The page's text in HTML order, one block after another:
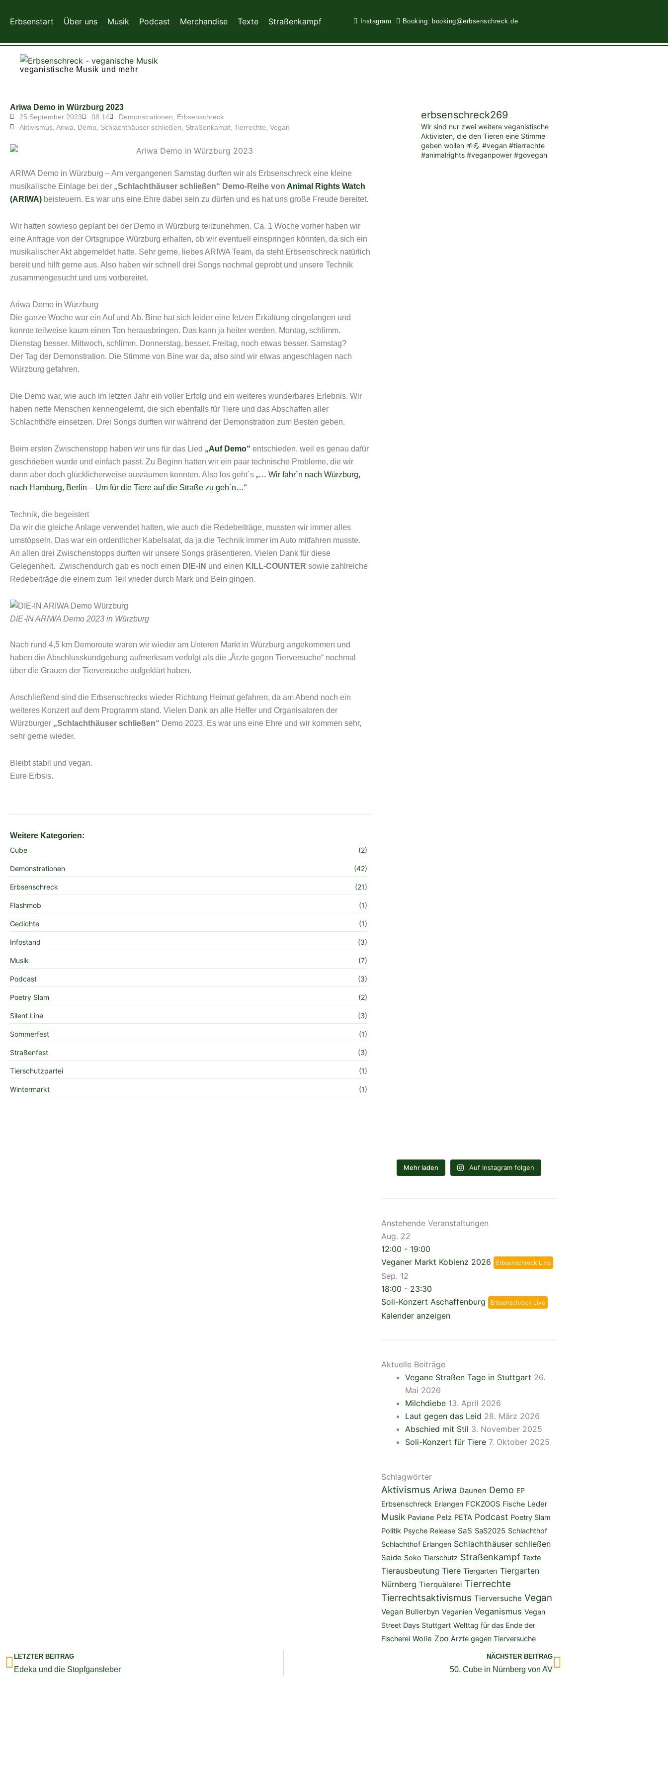
InhaltErbsenstart Über uns Musik Podcast Merchandise Texte Straßenkampf Instagram Booking: booking@erbsenschreck.de
veganistische Musik und mehr
Ariwa Demo in Würzburg 2023
25.September 2023 08:14 Demonstrationen
Erbsenschreck
Aktivismus Ariwa Demo Schlachthäuser schließen Straßenkampf Tierrechte Vegan
ARIWA Demo in Würzburg – Am vergangenen Samstag durften wir als Erbsenschreck eine kleine
musikalische Einlage bei der „Schlachthäuser schließen“ Demo-Reihe von Animal Rights Watch
(ARIWA) beisteuern. Es war uns eine Ehre dabei sein zu dürfen und es hat uns große Freude bereitet.
Wir hatten sowieso geplant bei der Demo in Würzburg teilzunehmen. Ca. 1 Woche vorher haben wir
eine Anfrage von der Ortsgruppe Würzburg erhalten, ob wir eventuell einspringen könnten, da sich ein
musikalischer Akt abgemeldet hatte. Sehr gerne, liebes ARIWA Team, da steht Erbsenschreck natürlich
bereit und hilft gerne aus. Also haben wir schnell drei Songs nochmal geprobt und unsere Technik
zusammengesucht und uns vorbereitet.
Ariwa Demo in Würzburg
Die ganze Woche war ein Auf und Ab. Bine hat sich leider eine fetzen Erkältung eingefangen und
konnte teilweise kaum einen Ton herausbringen. Das kann ja heiter werden. Montag, schlimm.
Dienstag besser. Mittwoch, schlimm. Donnerstag, besser. Freitag, noch etwas besser. Samstag?
Der Tag der Demonstration. Die Stimme von Bine war da, also sind wir etwas angeschlagen nach
Würzburg gefahren.
Die Demo war, wie auch im letzten Jahr ein voller Erfolg und ein weiteres wunderbares Erlebnis. Wir
haben nette Menschen kennengelernt, die sich ebenfalls für Tiere und das Abschaffen aller
Schlachthöfe einsetzen. Drei Songs durften wir während der Demonstration zum Besten geben.
Beim ersten Zwischenstopp haben wir uns für das Lied „Auf Demo“ entschieden, weil es genau dafür
geschrieben wurde und einfach passt. Zu Beginn hatten wir ein paar technische Probleme, die wir
dann aber doch glücklicherweise ausräumen konnten. Also los geht´s „… Wir fahr´n nach Würzburg,
nach Hamburg, Berlin – Um für die Tiere auf die Straße zu geh´n…“
Technik, die begeistert
Da wir die gleiche Anlage verwendet hatten, wie auch die Redebeiträge, mussten wir immer alles
umstöpseln. Das war ein ordentlicher Kabelsalat, da ja die Technik immer im Auto mitfahren musste.
An allen drei Zwischenstopps durften wir unsere Songs präsentieren. Vielen Dank für diese
Gelegenheit. Zwischendurch gab es noch einen DIE-IN und einen KILL-COUNTER sowie zahlreiche
Redebeiträge die einem zum Teil wieder durch Mark und Bein gingen.
DIE-IN ARIWA Demo 2023 in Würzburg
Nach rund 4,5 km Demoroute waren wir wieder am Unteren Markt in Würzburg angekommen und
haben die Abschlusskundgebung aufmerksam verfolgt als die „Ärzte gegen Tierversuche“ nochmal
über die Grauen der Tierversuche aufgeklärt haben.
Anschließend sind die Erbsenschrecks wieder Richtung Heimat gefahren, da am Abend noch ein
weiteres Konzert auf dem Programm stand. Vielen Dank an alle Helfer und Organisatoren der
Würzburger „Schlachthäuser schließen“ Demo 2023. Es war uns eine Ehre und wir kommen sehr,
sehr gerne wieder.
Bleibt stabil und vegan.
Eure Erbsis.
Weitere Kategorien:
Cube
(2)
Demonstrationen (42)
Erbsenschreck (21)
Flashmob (1)
Gedichte (1)
Infostand (3)
Musik (7)
Podcast (3)
Poetry Slam (2)
Silent Line (3)
Sommerfest (1)
Straßenfest (3)
Tierschutzpartei (1)
Wintermarkt (1)
erbsenschreck269
Wir sind nur zwei weitere veganistische
Aktivisten, die den Tieren eine Stimme
geben wollen 🌱💪 #vegan #tierrechte
#animalrights #veganpower #govegan
Mehr laden Auf Instagram folgen
Anstehende Veranstaltungen
Aug. 22
12:00 - 19:00
Veganer Markt Koblenz 2026
Erbsenschreck Live
Sep. 12
18:00 - 23:30
Soli-Konzert Aschaffenburg
Erbsenschreck Live
Kalender anzeigen
Aktuelle Beiträge
Vegane Straßen Tage in Stuttgart 26.
Mai 2026
Milchdiebe 13. April 2026
Laut gegen das Leid 28. März 2026
Abschied mit Stil 3. November 2025
Soli-Konzert für Tiere 7. Oktober 2025
Schlagwörter
Aktivismus Ariwa Daunen Demo EP
Erbsenschreck Erlangen FCKZOOS Fische Leder
Musik Paviane Pelz PETA Podcast Poetry Slam
Politik Psyche Release SaS SaS2025 Schlachthof
Schlachthof Erlangen Schlachthäuser schließen
Seide Soko Tierschutz Straßenkampf Texte
Tierausbeutung Tiere Tiergarten Tiergarten
Nürnberg Tierquälerei Tierrechte
Tierrechtsaktivismus Tierversuche Vegan
Vegan Bullerbyn Veganien Veganismus Vegan
Street Days Stuttgart Welttag für das Ende der
Fischerei Wolle Zoo Ärzte gegen Tierversuche
Zurück
LETZTER BEITRAG
Edeka und die Stopfgansleber
NÄCHSTER BEITRAG
50. Cube in Nürnberg von AV
Nächster